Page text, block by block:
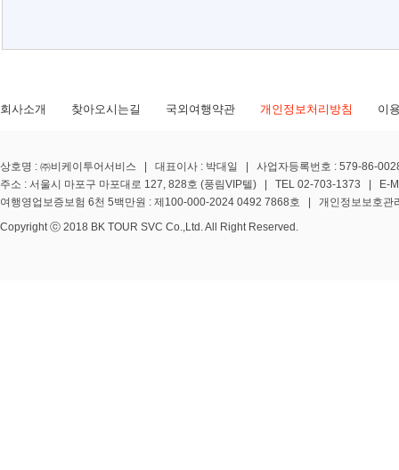
회사소개 찾아오시는길 국외여행약관 개인정보처리방침 이
상호명 : ㈜비케이투어서비스 | 대표이사 : 박대일 | 사업자등록번호 : 579-86-
주소 : 서울시 마포구 마포대로 127, 828호 (풍림VIP텔) | TEL 02-703-1373 | E-
여행영업보증보험 6천 5백만원 : 제100-000-2024 0492 7868호 | 개인정보보호관
Copyright ⓒ 2018 BK TOUR SVC Co.,Ltd. All Right Reserved.